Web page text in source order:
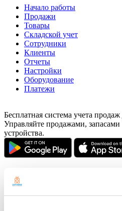
Начало работы
Продажи
Товары
Cкладской учет
Сотрудники
Клиенты
Отчеты
Настройки
Оборудование
Платежи
Бесплатная система учета
Управляйте продажами,
устройства.